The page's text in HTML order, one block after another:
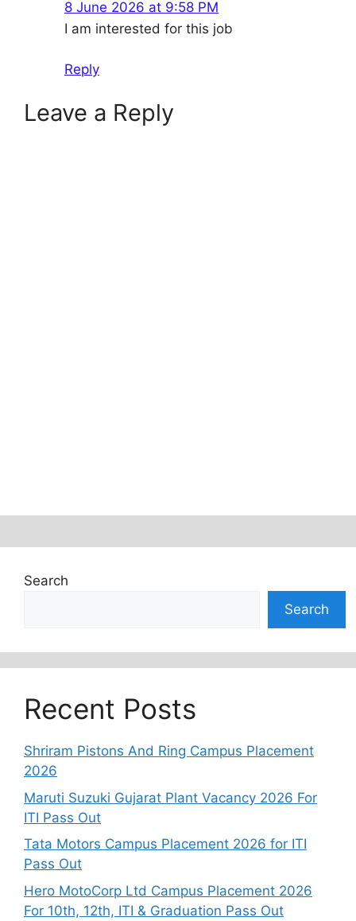
8 June 2026 at 9:58 PM
I am interested for this job
Reply
Leave a Reply
Search
Search
Recent Posts
Shriram Pistons And Ring Campus Placement
2026
Maruti Suzuki Gujarat Plant Vacancy 2026 For
ITI Pass Out
Tata Motors Campus Placement 2026 for ITI
Pass Out
Hero MotoCorp Ltd Campus Placement 2026
For 10th, 12th, ITI & Graduation Pass Out